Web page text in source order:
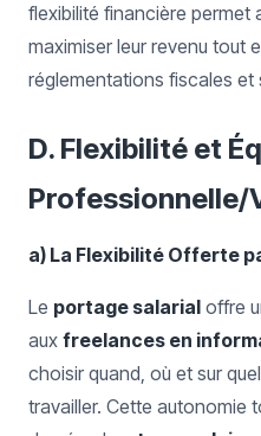
flexibilité financière permet
maximiser leur revenu tout
réglementations fiscales et
D. Flexibilité et
Professionnelle/
a) La Flexibilité Offerte
Le portage salarial offre
aux freelances en
choisir quand, où et sur
travailler. Cette autonomie